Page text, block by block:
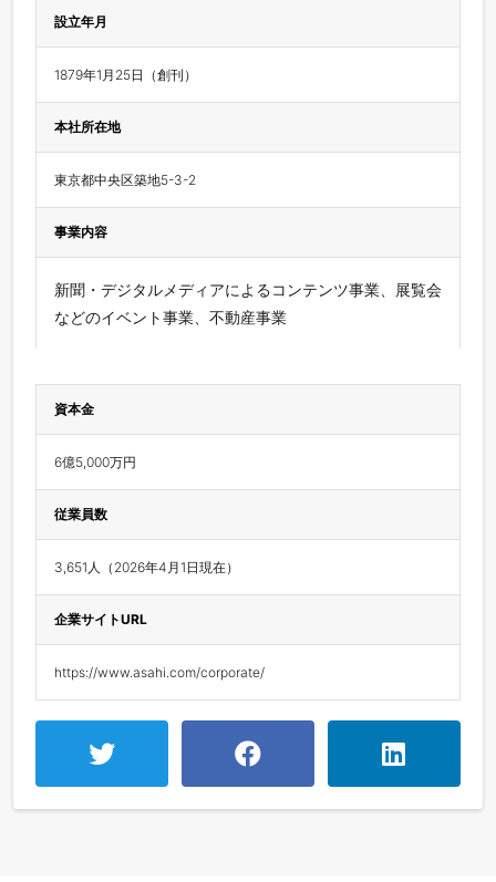
設立年月
1879年1月25日（創刊）
本社所在地
東京都中央区築地5-3-2
事業内容
新聞・デジタルメディアによるコンテンツ事業、展覧会
などのイベント事業、不動産事業
資本金
6億5,000万円
従業員数
3,651人（2026年4月1日現在）
企業サイトURL
https://www.asahi.com/corporate/